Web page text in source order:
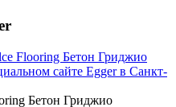
Flooring Бетон Гриджио
сайте Egger в Санкт-
Бетон Гриджио